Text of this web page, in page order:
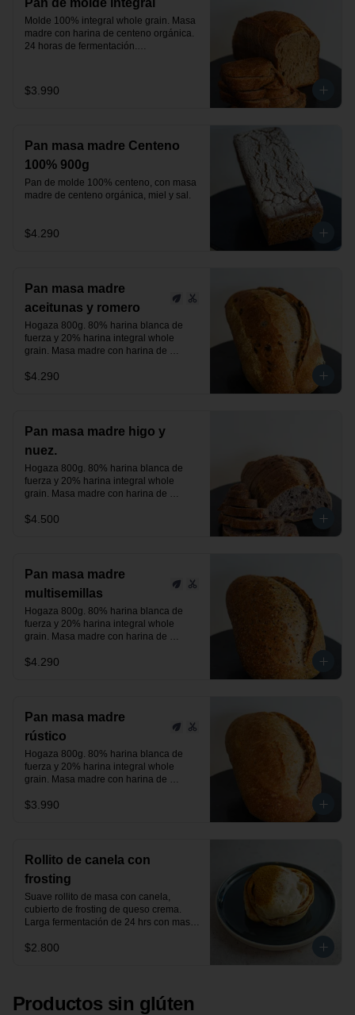
Pan de molde integral
Molde 100% integral whole grain. Masa
madre con harina de centeno orgánica.
24 horas de fermentación.
$3.990
Pan masa madre Centeno
100% 900g
Pan de molde 100% centeno, con masa
madre de centeno orgánica, miel y sal.
$4.290
Pan masa madre
aceitunas y romero
Hogaza 800g. 80% harina blanca de
fuerza y 20% harina integral whole
grain. Masa madre con harina de
verdes y un toque de romero.
$4.290
Pan masa madre higo y
nuez.
Hogaza 800g. 80% harina blanca de
fuerza y 20% harina integral whole
grain. Masa madre con harina de
y nuez.
$4.500
Pan masa madre
multisemillas
Hogaza 800g. 80% harina blanca de
fuerza y 20% harina integral whole
grain. Masa madre con harina de
chía y sésamo tostado, previamente
$4.290
Pan masa madre
rústico
Hogaza 800g. 80% harina blanca de
fuerza y 20% harina integral whole
grain. Masa madre con harina de
24 horas de fermentación.
$3.990
Rollito de canela con
frosting
Suave rollito de masa con canela,
cubierto de frosting de queso crema.
Larga fermentación de 24 hrs con masa
$2.800
Productos sin glúten